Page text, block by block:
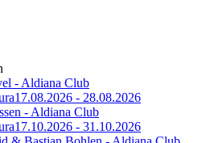
- Aldiana Club
17.08.2026 - 28.08.2026
- Aldiana Club
17.10.2026 - 31.10.2026